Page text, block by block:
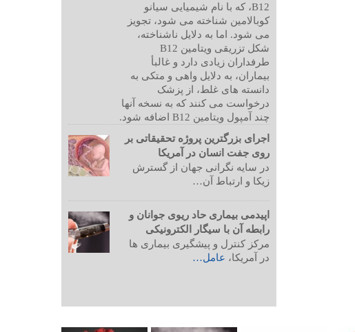
B12، که با نام شیمیایی سیانو
کوبالامین شناخته می شود، تجویز
می شود. اما به دلایل ناشناخته،
شکل تزریقی ویتامین B12
طرفداران زیادی دارد و غالبأ
بیماران، به دلایل واهی و متکی به
دانسته های غلط، از پزشک
درخواست می کنند که به نسخه آنها
چند آمپول ویتامین B12 اضافه شود.
اجرای بزرگترین پروژه تحقیقاتی بر
روی جفت انسان در آمریکا
در سایه نگرانی جهان از گسترش
زیکا و ارتباط آن…
اپیدمی بیماری حاد ریوی جوانان و
رابطه آن با سیگار الکترونیکی
مرکز کنترل و پیشگیری بیماری ها
در آمریکا، عامل…